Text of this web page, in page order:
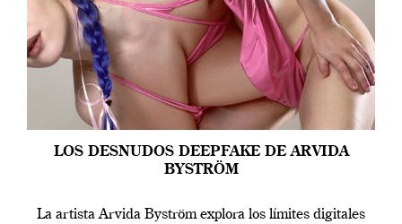
LOS DESNUDOS DEEPFAKE DE ARVIDA
BYSTRÖM
La artista Arvida Byström explora los límites digitales